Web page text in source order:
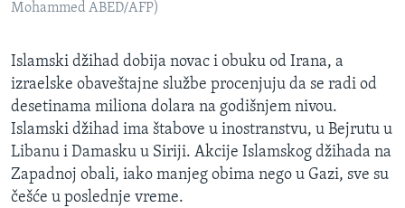
Mohammed ABED/AFP)
Islamski džihad dobija novac i obuku od Irana, a
izraelske obaveštajne službe procenjuju da se radi od
desetinama miliona dolara na godišnjem nivou.
Islamski džihad ima štabove u inostranstvu, u Bejrutu u
Libanu i Damasku u Siriji. Akcije Islamskog džihada na
Zapadnoj obali, iako manjeg obima nego u Gazi, sve su
češće u poslednje vreme.